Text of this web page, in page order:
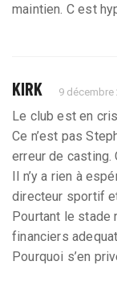
maintien. C est
KIRK 9 décembre
Le club est en
Ce n’est pas
erreur de casting.
Il n’y a rien à
directeur sportif
Pourtant le stade
financiers
Pourquoi s’en